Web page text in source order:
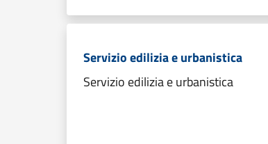
Servizio edilizia e urbanistica
Servizio edilizia e urbanistica